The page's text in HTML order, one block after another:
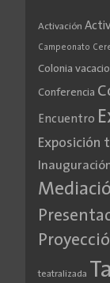
Activación
Campeonato
Colonia
Conferencia
Encuentro
Exposición
teatralizada